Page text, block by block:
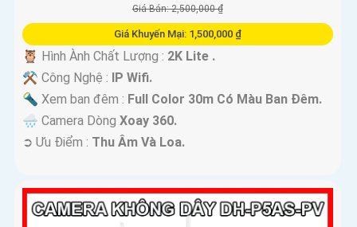
Giá Bán: 2,500,000 ₫
Giá Khuyến Mại: 1,500,000 ₫
🦉 Hình Ành Chất Lượng : 2K Lite .
⚒ Công Nghệ : IP Wifi.
🔦 Xem ban đêm : Full Color 30m Có Màu Ban Ðêm.
🌧️ Camera Dòng Xoay 360.
️➲ Ưu Điểm : Thu Âm Và Loa.